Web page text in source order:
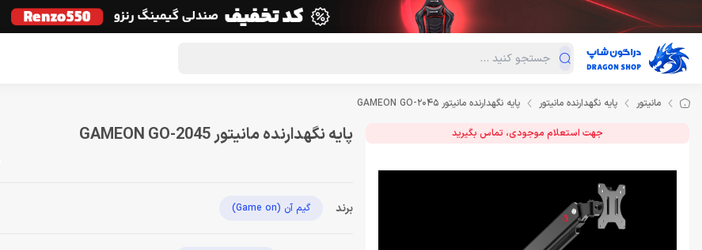
دسته‌بندی محصولات فروش ویژه
مانیتور پایه نگهدارنده مانیتور پایه نگهدارنده مانیتور GAMEON GO-2045
جهت استعلام موجودی، تماس بگیرید پایه نگهدارنده مانیتور GAMEON GO-2045
برند گیم آن (Game on)